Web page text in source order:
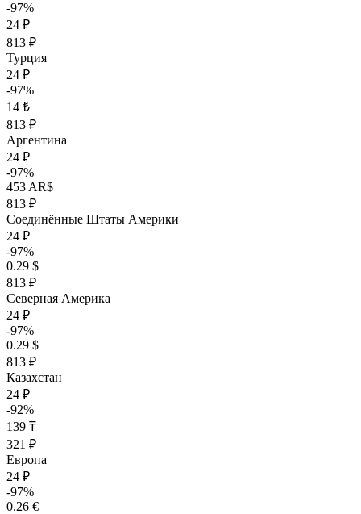
-97%
24 ₽
813 ₽
Турция
24 ₽
-97%
14 ₺
813 ₽
Аргентина
24 ₽
-97%
453 AR$
813 ₽
Соединённые Штаты Америки
24 ₽
-97%
0.29 $
813 ₽
Северная Америка
24 ₽
-97%
0.29 $
813 ₽
Казахстан
24 ₽
-92%
139 ₸
321 ₽
Европа
24 ₽
-97%
0.26 €